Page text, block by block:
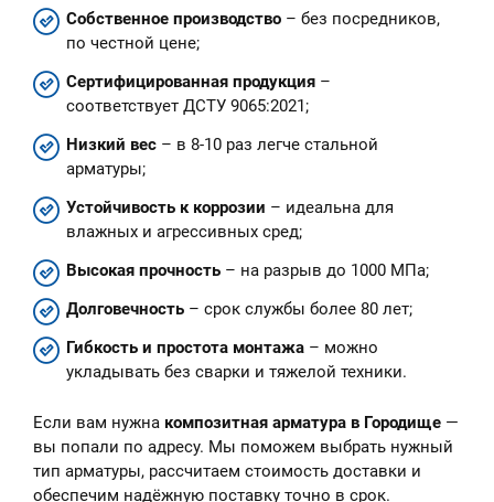
Собственное производство – без посредников,
по честной цене;
Сертифицированная продукция –
соответствует ДСТУ 9065:2021;
Низкий вес – в 8-10 раз легче стальной
арматуры;
Устойчивость к коррозии – идеальна для
влажных и агрессивных сред;
Высокая прочность – на разрыв до 1000 МПа;
Долговечность – срок службы более 80 лет;
Гибкость и простота монтажа – можно
укладывать без сварки и тяжелой техники.
Если вам нужна композитная арматура в Городище —
вы попали по адресу. Мы поможем выбрать нужный
тип арматуры, рассчитаем стоимость доставки и
обеспечим надёжную поставку точно в срок.